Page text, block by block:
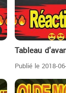
Tableau
Publié le 2018-